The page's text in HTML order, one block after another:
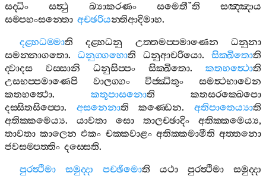
සද‍්ධිං
සත්‍ථු බ්‍යාකරණං සමෙතී”ති
සඤ‍්ඤාය
සම‍්පහංසන‍්තො අච‍්ඡරියන‍්තිආදිමාහ.
දළ‍්හධම‍්මාති දළ‍්හධනු උත‍්තමප‍්පමාණෙන
ධනුනා
සමන‍්නාගතො. ධනුග‍්ගහොති ධනුආචරියො. සික‍්ඛිතොති
ද‍්වාදස
වස‍්සානි ධනුසිප‍්පං සික‍්ඛිතො. කතහත්‍ථොති
උසභප‍්පමාණෙපි
වාලග‍්ගං විජ‍්ඣිතුං
සමත්‍ථභාවෙන
කතහත්‍ථො. කතූපාසනොති
කතසරක‍්ඛෙපො
දස‍්සිතසිප‍්පො. අසනෙනාති කණ‍්ඩෙන.අතිපාතෙය්‍යාති
අතික‍්කමෙය්‍ය. යාවතා සො තාලච‍්ඡාදිං අතික‍්කමෙය්‍ය,
තාවතා කාලෙන එකං චක‍්කවාළං අතික‍්කමාමීති අත‍්තනො
ජවසම‍්පත‍්තිං දස‍්සෙති.
පුරත්‍ථිමා
සමුද‍්දා පච‍්ඡිමොති යථා පුරත්‍ථිමා
සමුද‍්දා